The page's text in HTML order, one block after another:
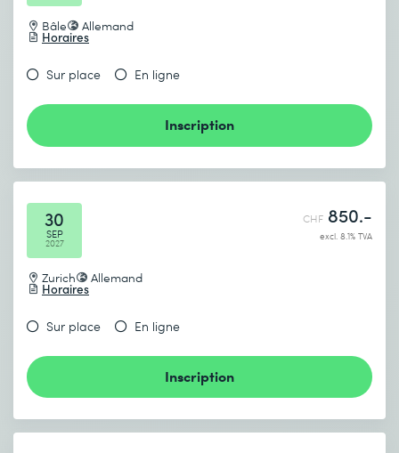
Bâle Allemand
Horaires
Sur place En ligne
Inscription
30
SEP
2027
Zurich Allemand
Horaires
CHF 850.-
excl. 8.1% TVA
Sur place En ligne
Inscription